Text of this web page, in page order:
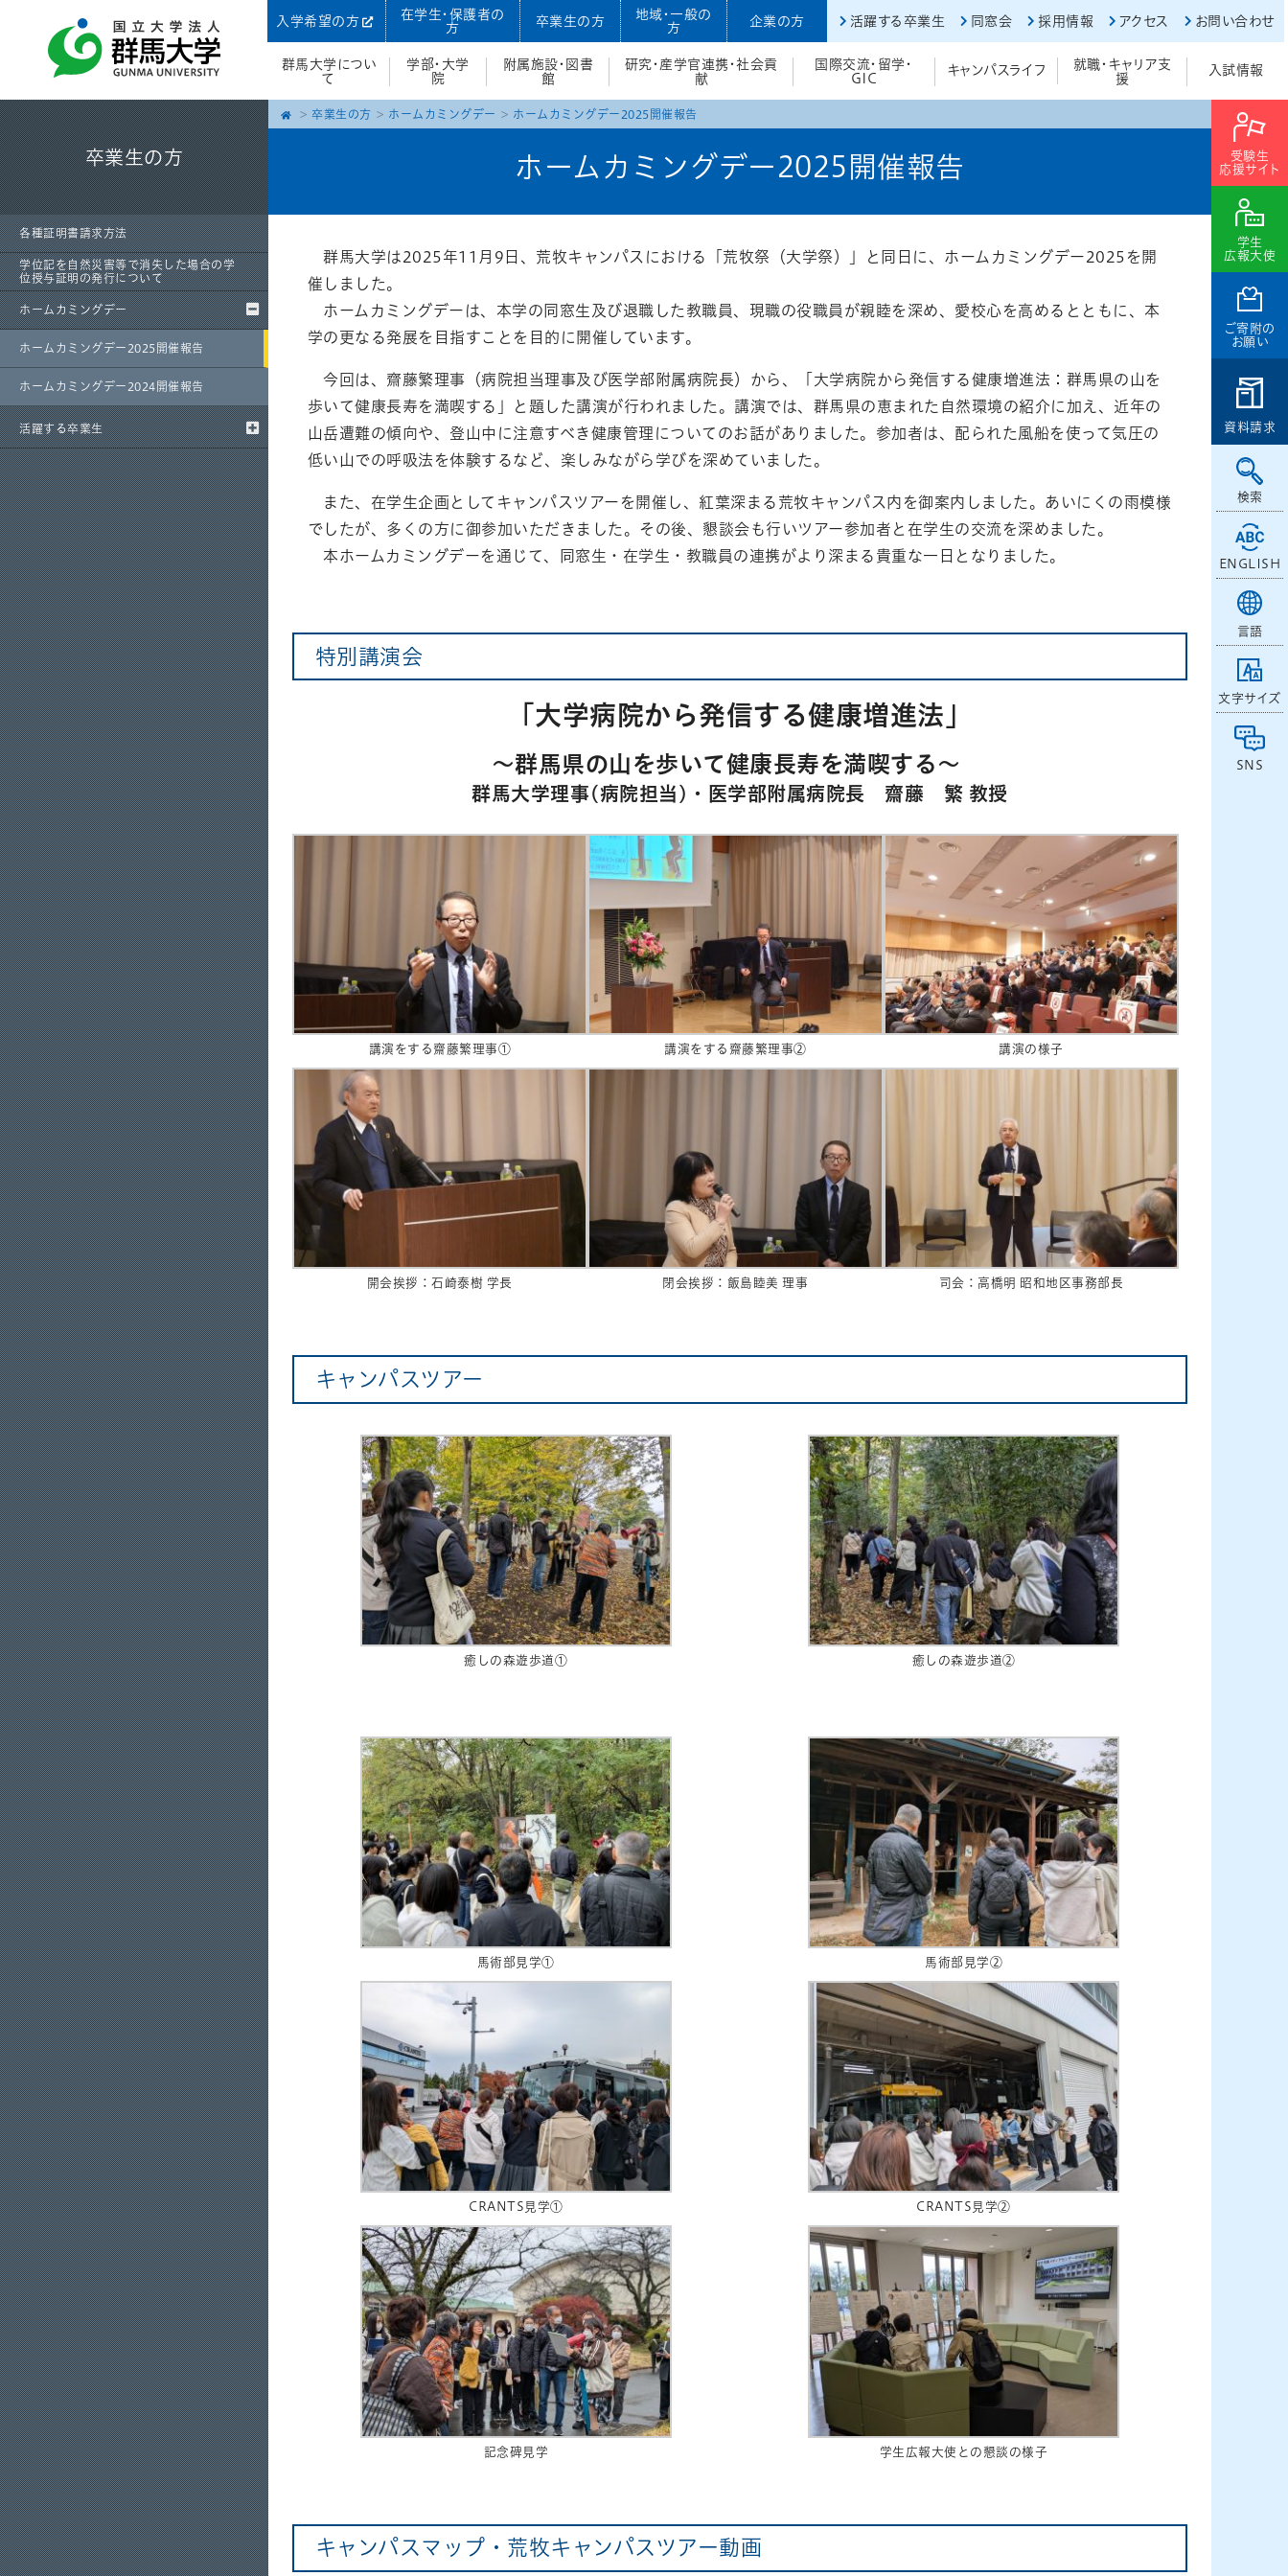
入学希望の方
在学生・保護者の
方
卒業生の方
地域・一般の
方
企業の方 活躍する卒業生 同窓会 採用情報 アクセス お問い合わせ
群馬大学につい
て
学部・大学
院
附属施設・図書
館
研究・産学官連携・社会貢
献
国際交流・留学・
GIC
キャンパスライフ
就職・キャリア支
援
入試情報
受験生
応援サイト
学生
広報大使
ご寄附の
お願い
資料請求
検索
ENGLISH
言語
文字サイズ
SNS
卒業生の方
各種証明書請求方法
学位記を自然災害等で消失した場合の学
位授与証明の発行について
ホームカミングデー
ホームカミングデー2025開催報告
ホームカミングデー2024開催報告
活躍する卒業生
卒業生の方 ホームカミングデー ホームカミングデー2025開催報告
ホームカミングデー2025開催報告
群馬大学は2025年11月9日、荒牧キャンパスにおける「荒牧祭（大学祭）」と同日に、ホームカミングデー2025を開
催しました。
ホームカミングデーは、本学の同窓生及び退職した教職員、現職の役職員が親睦を深め、愛校心を高めるとともに、本
学の更なる発展を目指すことを目的に開催しています。
今回は、齋藤繁理事（病院担当理事及び医学部附属病院長）から、「大学病院から発信する健康増進法：群馬県の山を
歩いて健康長寿を満喫する」と題した講演が行われました。講演では、群馬県の恵まれた自然環境の紹介に加え、近年の
山岳遭難の傾向や、登山中に注意すべき健康管理についてのお話がありました。参加者は、配られた風船を使って気圧の
低い山での呼吸法を体験するなど、楽しみながら学びを深めていました。
また、在学生企画としてキャンパスツアーを開催し、紅葉深まる荒牧キャンパス内を御案内しました。あいにくの雨模様
でしたが、多くの方に御参加いただきました。その後、懇談会も行いツアー参加者と在学生の交流を深めました。
本ホームカミングデーを通じて、同窓生・在学生・教職員の連携がより深まる貴重な一日となりました。
特別講演会
「大学病院から発信する健康増進法」
～群馬県の山を歩いて健康長寿を満喫する～
群馬大学理事(病院担当)・医学部附属病院長 齋藤 繁 教授
講演をする齋藤繁理事① 講演をする齋藤繁理事② 講演の様子
開会挨拶：石崎泰樹 学長 閉会挨拶：飯島睦美 理事 司会：高橋明 昭和地区事務部長
キャンパスツアー
癒しの森遊歩道① 癒しの森遊歩道②
馬術部見学① 馬術部見学②
CRANTS見学① CRANTS見学②
記念碑見学 学生広報大使との懇談の様子
キャンパスマップ・荒牧キャンパスツアー動画